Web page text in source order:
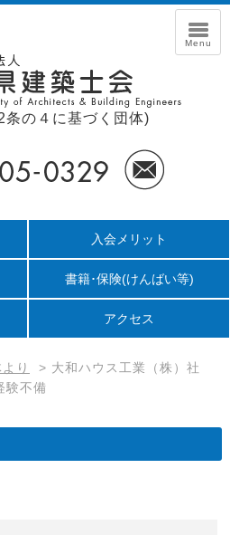
条の４に基づく団体)
入会メリット
書籍･保険(けんばい等)
アクセス
り > 大和ハウス工業（株）社
験不備